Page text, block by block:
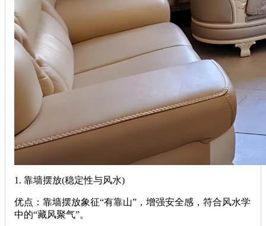
‌1. 靠墙摆放(稳定性与风水)‌
‌优点‌：靠墙摆放象征“有靠山”，增强安全感，符合风水学
中的“藏风聚气”。